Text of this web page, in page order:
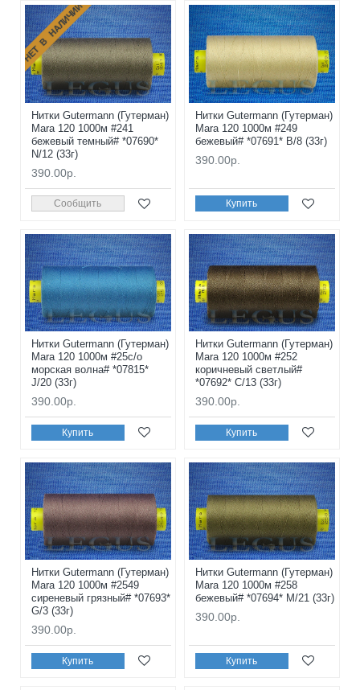
НЕТ В НАЛИЧИИ
Нитки Gutermann (Гутерман)
Mara 120 1000м #241
бежевый темный# *07690*
N/12 (33г)
390.00р.
Сообщить
Нитки Gutermann (Гутерман)
Mara 120 1000м #249
бежевый# *07691* B/8 (33г)
390.00р.
Купить
Нитки Gutermann (Гутерман)
Mara 120 1000м #25с/о
морская волна# *07815*
J/20 (33г)
390.00р.
Купить
Нитки Gutermann (Гутерман)
Mara 120 1000м #252
коричневый светлый#
*07692* C/13 (33г)
390.00р.
Купить
Нитки Gutermann (Гутерман)
Mara 120 1000м #2549
сиреневый грязный# *07693*
G/3 (33г)
390.00р.
Купить
Нитки Gutermann (Гутерман)
Mara 120 1000м #258
бежевый# *07694* M/21 (33г)
390.00р.
Купить